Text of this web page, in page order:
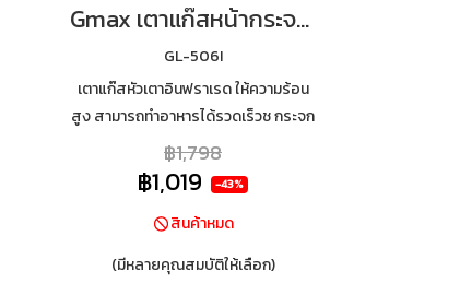
Gmax เตาแก๊สหน้ากระจก หัวอินฟราเรด ไฟแรง รุ่น GL-506I
GL-506I
เตาแก๊สหัวเตาอินฟราเรด ให้ความร้อน
สูง สามารถทำอาหารได้รวดเร็วช กระจก
นิรภัยหนา 7mm เสริมฟอยกันความร้อน
ใต้กระจก ทำความสะอาดง่าย
฿1,798
฿1,019 -43%
สินค้าหมด
(มีหลายคุณสมบัติให้เลือก)